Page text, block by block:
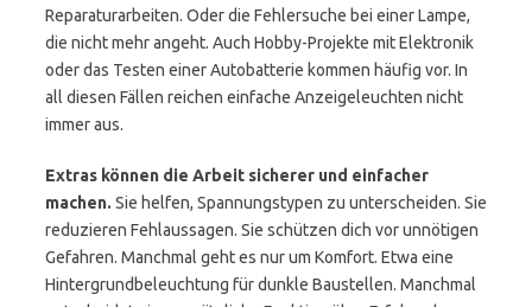
Reparaturarbeiten. Oder die Fehlersuche bei einer Lampe,
die nicht mehr angeht. Auch Hobby-Projekte mit Elektronik
oder das Testen einer Autobatterie kommen häufig vor. In
all diesen Fällen reichen einfache Anzeigeleuchten nicht
immer aus.
Extras können die Arbeit sicherer und einfacher
machen. Sie helfen, Spannungstypen zu unterscheiden. Sie
reduzieren Fehlaussagen. Sie schützen dich vor unnötigen
Gefahren. Manchmal geht es nur um Komfort. Etwa eine
Hintergrundbeleuchtung für dunkle Baustellen. Manchmal